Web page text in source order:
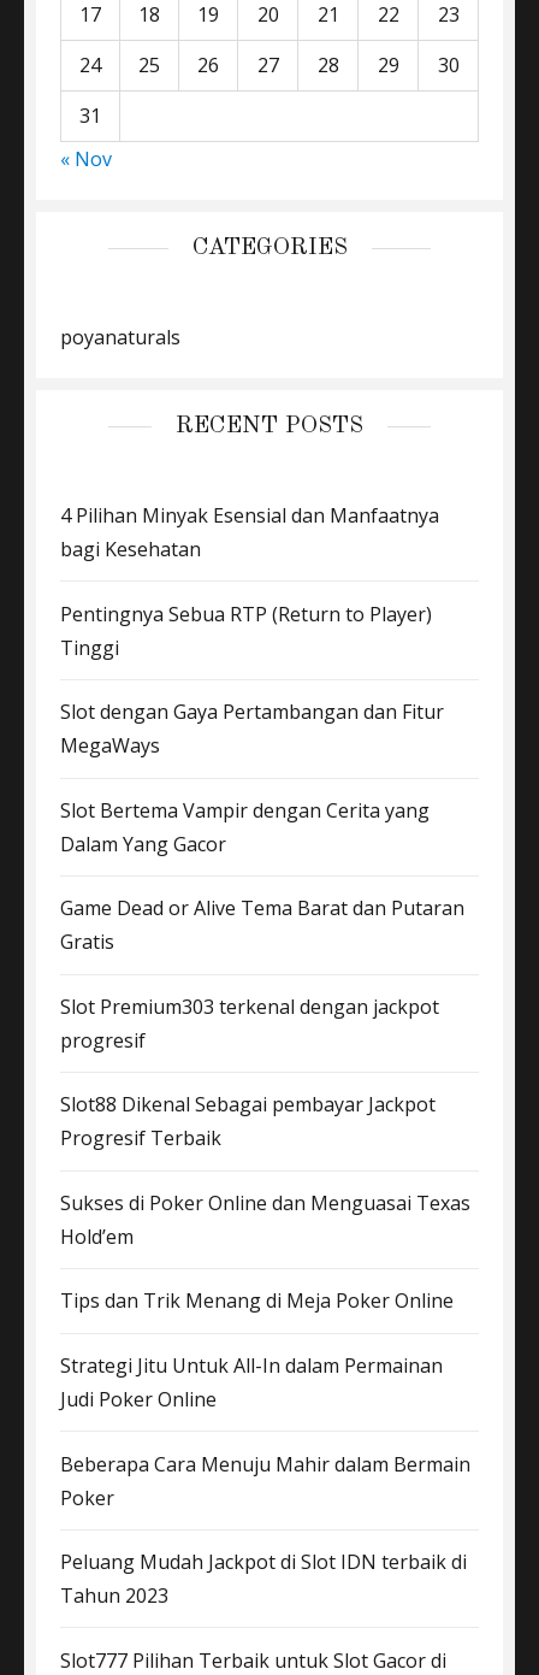
17
18 19 20 21 22
23
24
25 26 27 28 29
30
31
« Nov
CATEGORIES
poyanaturals
RECENT POSTS
4 Pilihan Minyak Esensial dan Manfaatnya
bagi Kesehatan
Pentingnya Sebua RTP (Return to Player)
Tinggi
Slot dengan Gaya Pertambangan dan Fitur
MegaWays
Slot Bertema Vampir dengan Cerita yang
Dalam Yang Gacor
Game Dead or Alive Tema Barat dan Putaran
Gratis
Slot Premium303 terkenal dengan jackpot
progresif
Slot88 Dikenal Sebagai pembayar Jackpot
Progresif Terbaik
Sukses di Poker Online dan Menguasai Texas
Hold’em
Tips dan Trik Menang di Meja Poker Online
Strategi Jitu Untuk All-In dalam Permainan
Judi Poker Online
Beberapa Cara Menuju Mahir dalam Bermain
Poker
Peluang Mudah Jackpot di Slot IDN terbaik di
Tahun 2023
Slot777 Pilihan Terbaik untuk Slot Gacor di